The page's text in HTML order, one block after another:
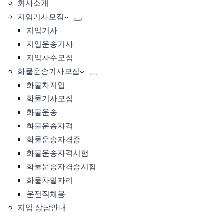
회사소개
지입기사모집
지입기사
지입운송기사
지입차주모집
화물운송기사모집
화물차지입
화물기사모집
화물운송
화물운송자격
화물운송자격증
화물운송자격시험
화물운송자격증시험
화물차일자리
운전직채용
지입 상담안내